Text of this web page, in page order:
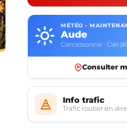
MÉTÉO ·
Aude
Carcassonne · Ciel
Consulter
Info trafic
Trafic routier en